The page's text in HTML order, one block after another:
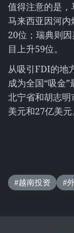
值得注意的是，
马来西亚因河
20位；瑞典则
目上升59位。
从吸引FDI的地
成为全国“吸金”
北宁省和胡志
美元和27亿美元
#越南投资 #